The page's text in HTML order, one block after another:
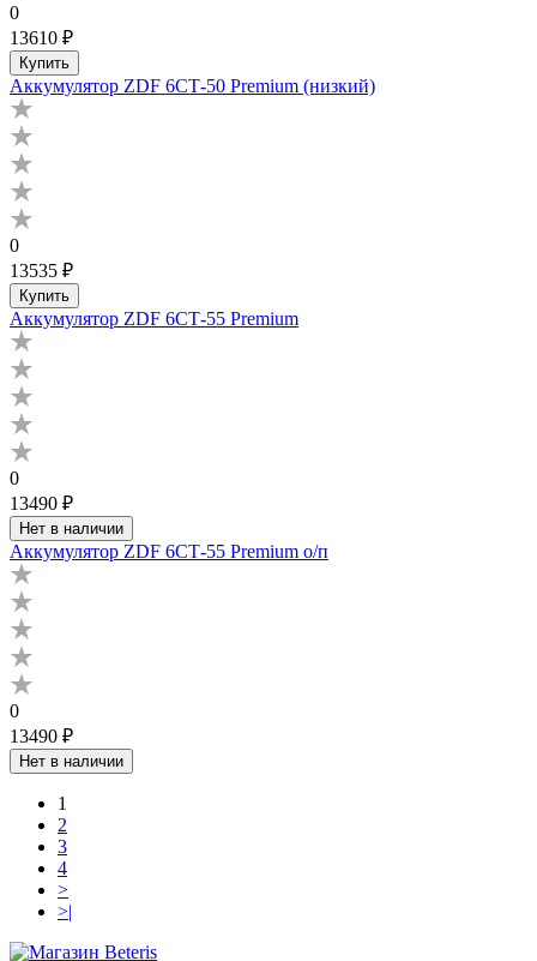
0
13610 ₽
Купить
Аккумулятор ZDF 6СТ-50 Premium (низкий)
0
13535 ₽
Купить
Аккумулятор ZDF 6СТ-55 Premium
0
13490 ₽
Нет в наличии
Аккумулятор ZDF 6СТ-55 Premium о/п
0
13490 ₽
Нет в наличии
1
2
3
4
>
>|